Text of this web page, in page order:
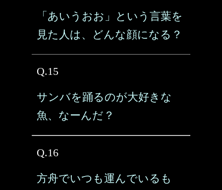
「あいうおお」という言葉を
見た人は、どんな顔になる？
Q.15
サンバを踊るのが大好きな
魚、なーんだ？
Q.16
方舟でいつも運んでいるも